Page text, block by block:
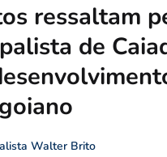
ressaltam
de
Walter Brito